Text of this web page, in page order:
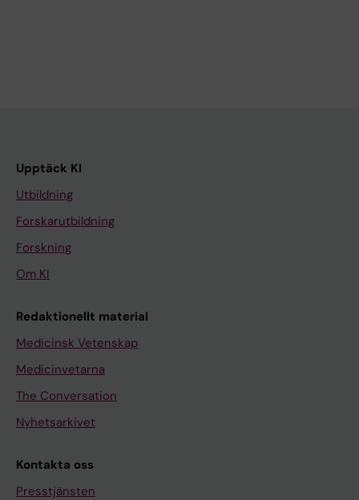
Upptäck KI
Utbildning
Forskarutbildning
Forskning
Om KI
Redaktionellt material
Medicinsk Vetenskap
Medicinvetarna
The Conversation
Nyhetsarkivet
Kontakta oss
Presstjänsten